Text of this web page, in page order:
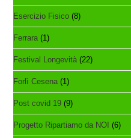
Esercizio Fisico (8)
Ferrara (1)
Festival Longevità (22)
Forlì Cesena (1)
Post covid 19 (9)
Progetto Ripartiamo da NOI (6)